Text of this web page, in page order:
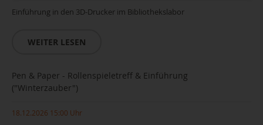
Einführung in den 3D-Drucker im Bibliothekslabor
WEITER LESEN
Pen & Paper - Rollenspieletreff & Einführung
("Winterzauber")
18.12.2026 15:00 Uhr